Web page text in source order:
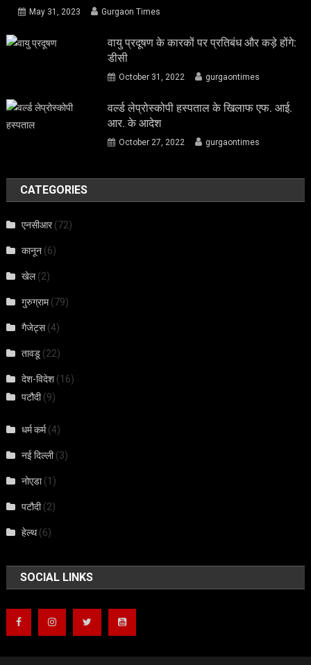
May 31, 2023 Gurgaon Times
वायु प्रदूषण के कारकों पर प्रतिबंध और कड़े होंगे:
डीसी
October 31, 2022 gurgaontimes
वर्ल्ड लेप्रोस्कोपी हस्पताल के खिलाफ एफ. आई.
आर. के आदेश
October 27, 2022 gurgaontimes
CATEGORIES
एनसीआर(72)
कानून (6)
खेल(2)
गुरुग्राम(79)
गैजेट्स(4)
तावडू (22)
देश-विदेश (16)
पटौदी(9)
धर्म कर्म(4)
नई दिल्ली(3)
नोएडा(1)
पटौदी(2)
हेल्थ(6)
SOCIAL LINKS